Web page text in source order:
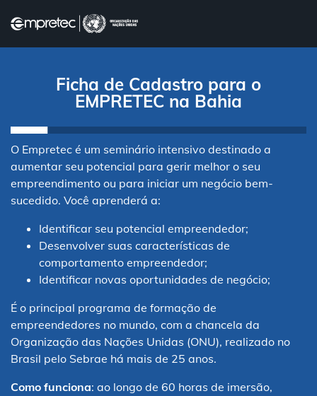
O que é
Depoimentos
Diferenciais
Ficha de Cadastro para o
EMPRETEC na Bahia
O Empretec é um seminário intensivo destinado a
aumentar seu potencial para gerir melhor o seu
empreendimento ou para iniciar um negócio bem-
sucedido. Você aprenderá a:
Identificar seu potencial empreendedor;
Desenvolver suas características de
comportamento empreendedor;
Identificar novas oportunidades de negócio;
É o principal programa de formação de
empreendedores no mundo, com a chancela da
Organização das Nações Unidas (ONU), realizado no
Brasil pelo Sebrae há mais de 25 anos.
Como funciona: ao longo de 60 horas de imersão,